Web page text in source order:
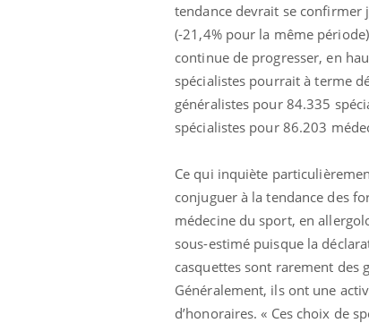
tendance devrait se confirmer
(-21,4% pour la même
continue de progresser, en
spécialistes pourrait à terme
généralistes pour 84.335
spécialistes pour 86.203
Ce qui inquiète
conjuguer à la tendance des
médecine du sport, en
sous-estimé puisque la
casquettes sont rarement des
Généralement, ils ont une
d’honoraires. « Ces choix de
Carence en fer : comprendre pour
Youtube
Fatigue, irritabilité, brouillard mental ou
même alopécie… Les symptômes de la
carence en fer sont multiples ce qui la